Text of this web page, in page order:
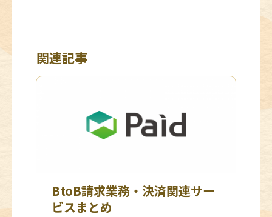
関連記事
BtoB請求業務・決済関連サー
ビスまとめ